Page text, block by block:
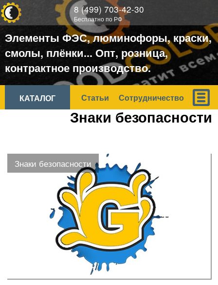
ООО
ХОРОШИЙ
ЦВЕТ
8 (499) 703-42-30
Бесплатно по РФ
Элементы ФЭС, люминофоры, краски,
смолы, плёнки... Опт, розница,
контрактное производство.
КАТАЛОГ Статьи Сотрудничество
Знаки безопасности
Знаки безопасности